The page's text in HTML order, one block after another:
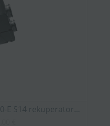
E S14 rekuperator...